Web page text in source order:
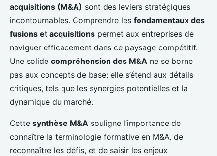
acquisitions (M&A) sont des leviers stratégiques
incontournables. Comprendre les fondamentaux des
fusions et acquisitions permet aux entreprises de
naviguer efficacement dans ce paysage compétitif.
Une solide compréhension des M&A ne se borne
pas aux concepts de base; elle s’étend aux détails
critiques, tels que les synergies potentielles et la
dynamique du marché.
Cette synthèse M&A souligne l’importance de
connaître la terminologie formative en M&A, de
reconnaître les défis, et de saisir les enjeux